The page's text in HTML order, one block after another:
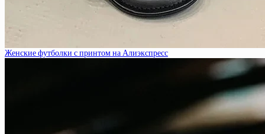
Женские футболки с принтом на Алиэкспресс